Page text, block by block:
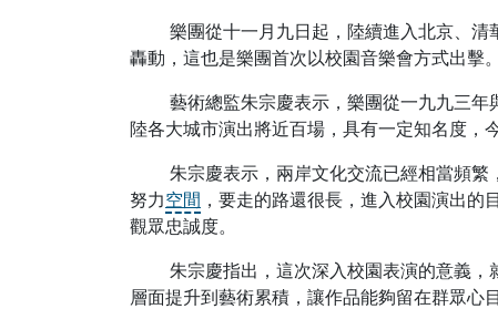
樂團從十一月九日起，陸續進入北京、清
轟動，這也是樂團首次以校園音樂會方式出擊。
藝術總監朱宗慶表示，樂團從一九九三年
陸各大城市演出將近百場，具有一定知名度，
朱宗慶表示，兩岸文化交流已經相當頻繁
努力空間 ，要走的路還很長，進入校園演出的
觀眾忠誠度。
朱宗慶指出，這次深入校園表演的意義，
層面提升到藝術累積，讓作品能夠留在群眾心